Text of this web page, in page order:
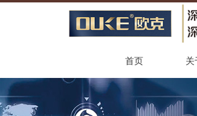
首页 关